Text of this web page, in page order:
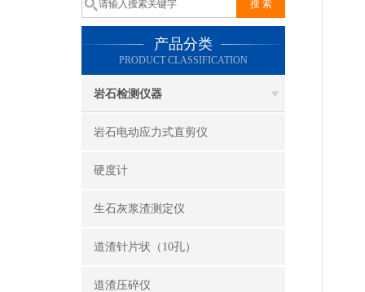
产品分类
PRODUCT CLASSIFICATION
岩石检测仪器
岩石电动应力式直剪仪
硬度计
生石灰浆渣测定仪
道渣针片状（10孔）
道渣压碎仪